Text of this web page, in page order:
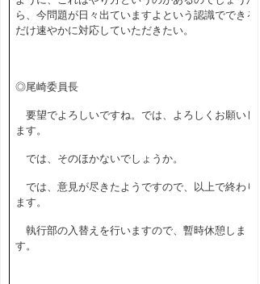
ら、今問題が日々出ていますよという認識でできる
だけ速やかに対応していただきたい。
◎尾崎委員長
要望でよろしいですね。では、よろしくお願いし
ます。
では、そのほかないでしょうか。
では、意見が尽きたようですので、以上で終わり
ます。
執行部の入替えを行いますので、暫時休憩しま
す。